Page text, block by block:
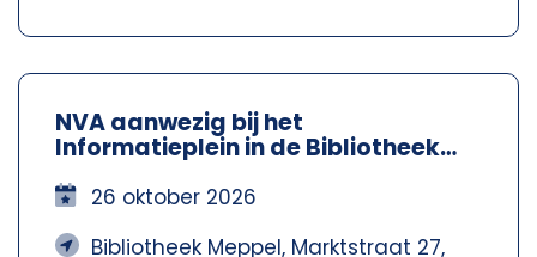
NVA aanwezig bij het
Informatieplein in de Bibliotheek
Meppel
26 oktober 2026
Bibliotheek Meppel, Marktstraat 27,